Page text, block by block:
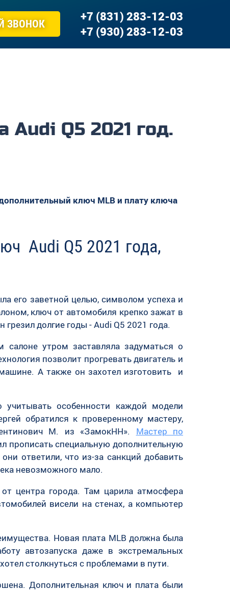
Audi Q5 2021 год.
ключ MLB и плату ключа
Audi Q5 2021 года,
его заветной целью, символом успеха и
ключ от автомобиля крепко зажат в
долгие годы - Audi Q5 2021 года.
утром заставляла задуматься о
позволит прогревать двигатель и
А также он захотел изготовить и
особенности каждой модели
обратился к проверенному мастеру,
М. из «ЗамокНН». Мастер по
прописать специальную дополнительную
ответили, что из-за санкций добавить
невозможного мало.
центра города. Там царила атмосфера
висели на стенах, а компьютер
Новая плата MLB должна была
автозапуска даже в экстремальных
столкнуться с проблемами в пути.
Дополнительная ключ и плата были
ЗВОНОК
+7 (831) 283-12-03
+7 (930) 283-12-03